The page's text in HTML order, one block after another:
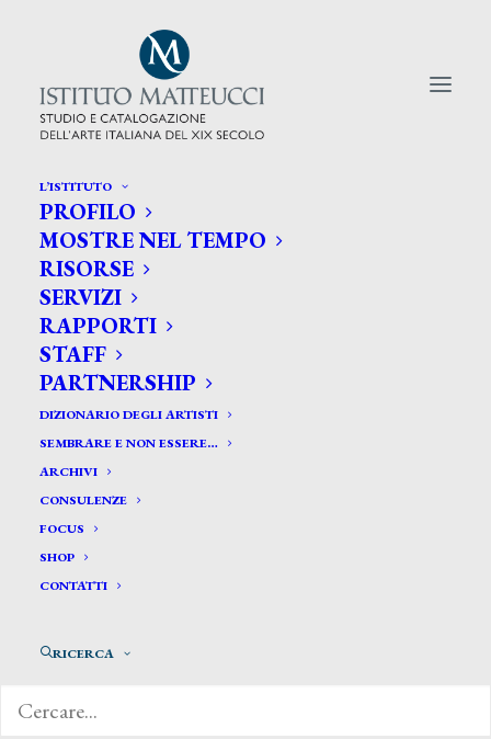
L’ISTITUTO
PROFILO
MOSTRE NEL TEMPO
RISORSE
SERVIZI
RAPPORTI
STAFF
PARTNERSHIP
DIZIONARIO DEGLI ARTISTI
SEMBRARE E NON ESSERE…
ARCHIVI
CONSULENZE
FOCUS
SHOP
CONTATTI
RICERCA
CERCA TRA GLI ARTISTI:
Search
for:
De Castillo